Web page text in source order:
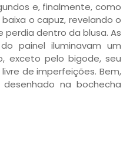
e, finalmente, como
o capuz, revelando o
perdia dentro da blusa. As
painel iluminavam um
exceto pelo bigode, seu
de imperfeições. Bem,
na bochecha